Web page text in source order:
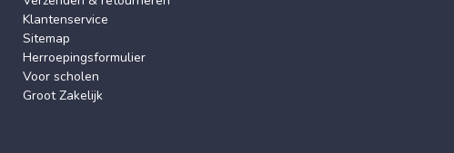
Klantenservice
Sitemap
Herroepingsformulier
Voor scholen
Groot Zakelijk